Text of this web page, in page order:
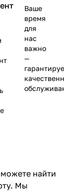
Ваше
время
для
нас
важно
—
найти
Мы